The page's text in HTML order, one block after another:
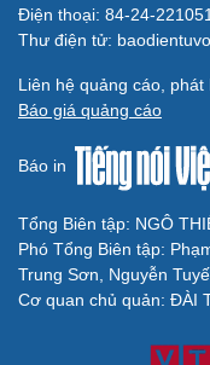
Điện thoại: 84-24-
Thư điện tử:
Liên hệ quảng cáo,
Báo giá quảng cáo
Báo in
Tổng Biên tập: NGÔ
Phó Tổng Biên tập:
Trung Sơn, Nguyễn
Cơ quan chủ quản: ĐÀI